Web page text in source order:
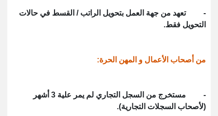
- تعهد من جهة العمل بتحويل الراتب / القسط في حالات
التحويل فقط.
من أصحاب الأعمال و المهن الحرة:
- مستخرج من السجل التجاري لم يمر علية 3 أشهر
(لأصحاب السجلات التجارية).